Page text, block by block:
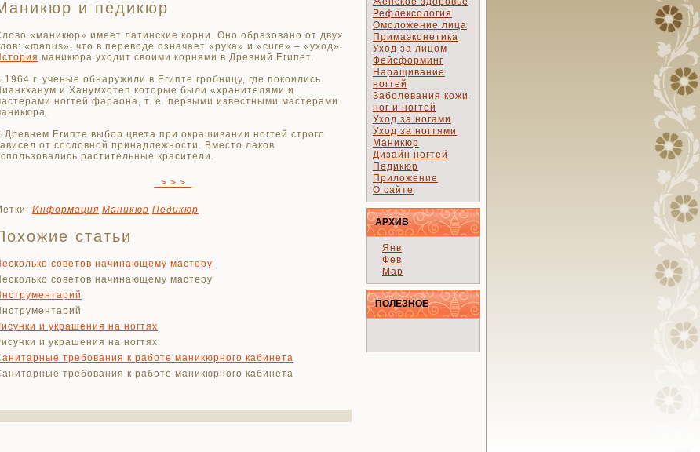
и педикюр
«маникюр» имеет латинские корни. Оно образовано от двух
«manus», что в переводе означает «рука» и «cure» – «уход».
маникюра уходит своими корнями в Древний Египет.
1964 г. ученые обнаружили в Египте гробницу, где покоились
и Ханумхотеп которые были «хранителями и
ногтей фараона, т. е. первыми известными мастерами
Древнем Египте выбор цвета при окрашивании ногтей строго
от сословной принадлежности. Вместо лаков
растительные красители.
> > >
Информация Маникюр Педикюр
статьи
советов начинающему мастеру
советов начинающему мастеру
и украшения на ногтях
и украшения на ногтях
требования к работе маникюрного кабинета
требования к работе маникюрного кабинета
Рефлексология
Омоложение лица
Примаэконетика
Уход за лицом
Фейсформинг
Наращивание
ногтей
Заболевания кожи
ног и ногтей
Уход за ногами
Уход за ногтями
Маникюр
Дизайн ногтей
Педикюр
Приложение
О сайте
АРХИВ
Янв
Фев
Мар
ПОЛЕЗНОЕ